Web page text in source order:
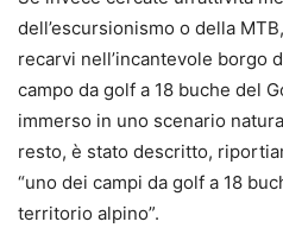
dell’escursionismo o della
recarvi nell’incantevole borgo
campo da golf a 18 buche del
immerso in uno scenario
resto, è stato descritto,
“uno dei campi da golf a 18
territorio alpino”.